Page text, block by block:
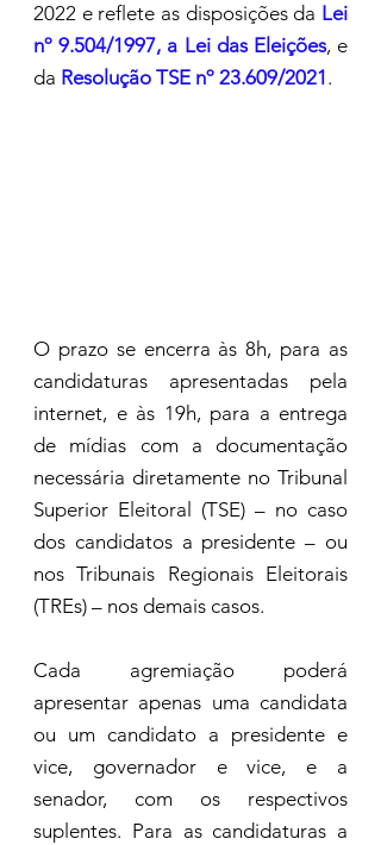
2022 e reflete as disposições da Lei
nº 9.504/1997, a Lei das Eleições, e
da Resolução TSE nº 23.609/2021 .
O prazo se encerra às 8h, para as
candidaturas apresentadas pela
internet, e às 19h, para a entrega
de mídias com a documentação
necessária diretamente no Tribunal
Superior Eleitoral (TSE) – no caso
dos candidatos a presidente – ou
nos Tribunais Regionais Eleitorais
(TREs) – nos demais casos.
Cada agremiação poderá
apresentar apenas uma candidata
ou um candidato a presidente e
vice, governador e vice, e a
senador, com os respectivos
suplentes. Para as candidaturas a